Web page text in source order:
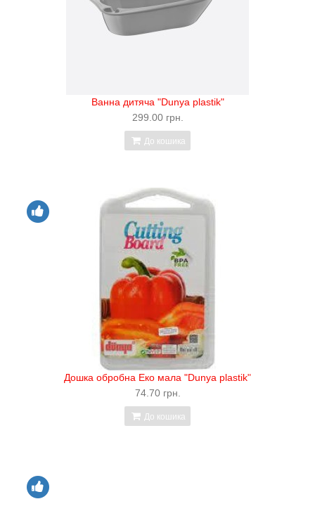
Ванна дитяча "Dunya plastik"
299.00 грн.
До кошика
Дошка обробна Еко мала "Dunya plastik"
74.70 грн.
До кошика